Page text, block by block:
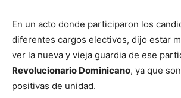
En un acto donde participaron los
diferentes cargos electivos, dijo estar
ver la nueva y vieja guardia de ese
Revolucionario Dominicano, ya que
positivas de unidad.